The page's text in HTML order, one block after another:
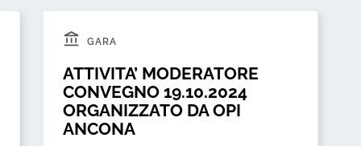
GARA
ATTIVITA’ MODERATORE
CONVEGNO 19.10.2024
ORGANIZZATO DA OPI
ANCONA